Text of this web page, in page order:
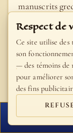
manuscrits
Sanhédrin,
lui, mais aussi
à mettre à
temps qu'il
un peu de
de sa
Tabernacles,
FERMER
Respect de
Ce site utilise des
son
— des témoins de
pour améliorer
des fins